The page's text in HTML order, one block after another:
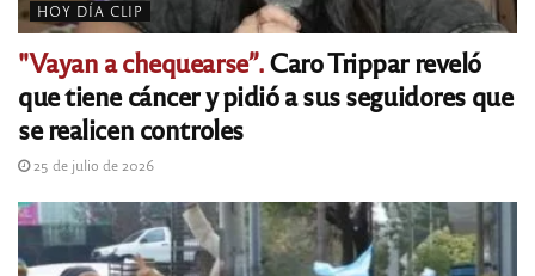
HOY DÍA CLIP
"Vayan a chequearse”.Caro Trippar reveló
que tiene cáncer y pidió a sus seguidores que
se realicen controles
25 de julio de 2026